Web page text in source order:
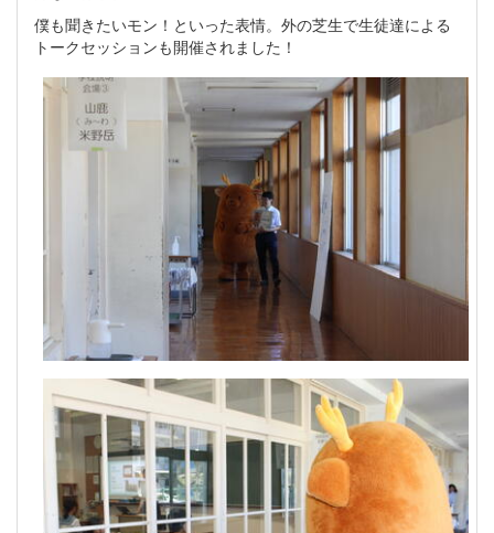
僕も聞きたいモン！といった表情。外の芝生で生徒達による
トークセッションも開催されました！